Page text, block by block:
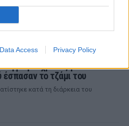
Data Access Privacy Policy
με βίντεο
37χρονος με
το τζάμι του
κατά τη διάρκεια του